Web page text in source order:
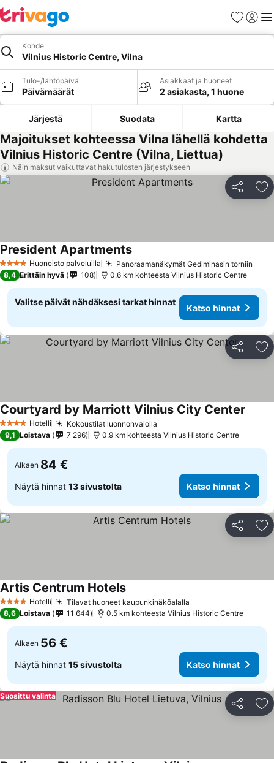
Suosikit
Kohde
Vilnius Historic Centre, Vilna
Tulo-/lähtöpäivä
Päivämäärät
Asiakkaat ja huoneet
2 asiakasta, 1 huone
Järjestä Suodata Kartta
Majoitukset kohteessa Vilna lähellä kohdetta
Vilnius Historic Centre (Vilna, Liettua)
Näin maksut vaikuttavat hakutulosten järjestykseen
Jaa
4 TähtiluokitusHuoneisto palveluilla Panoraamanäkymät Gediminasin torniin
President Apartments
8,4 Erittäin hyvä 108 0.6 km kohteesta Vilnius Historic Centre
Valitse päivät nähdäksesi tarkat hinnat
Katso hinnat
Jaa
4 Tähtiluokitus
Hotelli Kokoustilat luonnonvalolla
Courtyard by Marriott Vilnius City Center
9,1 Loistava 7 296 0.9 km kohteesta Vilnius Historic Centre
Alkaen 84 €
Näytä hinnat 13 sivustolta Katso hinnat
Jaa
4 Tähtiluokitus
Hotelli Tilavat huoneet kaupunkinäköalalla
Artis Centrum Hotels
8,6 Loistava 11 644 0.5 km kohteesta Vilnius Historic Centre
Alkaen 56 €
Näytä hinnat 15 sivustolta Katso hinnat
Jaa
Suosittu valinta